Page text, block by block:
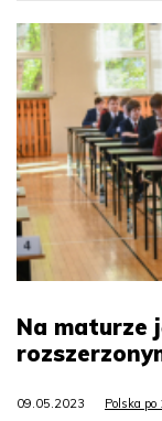
Na maturze
09.05.2023 Polska